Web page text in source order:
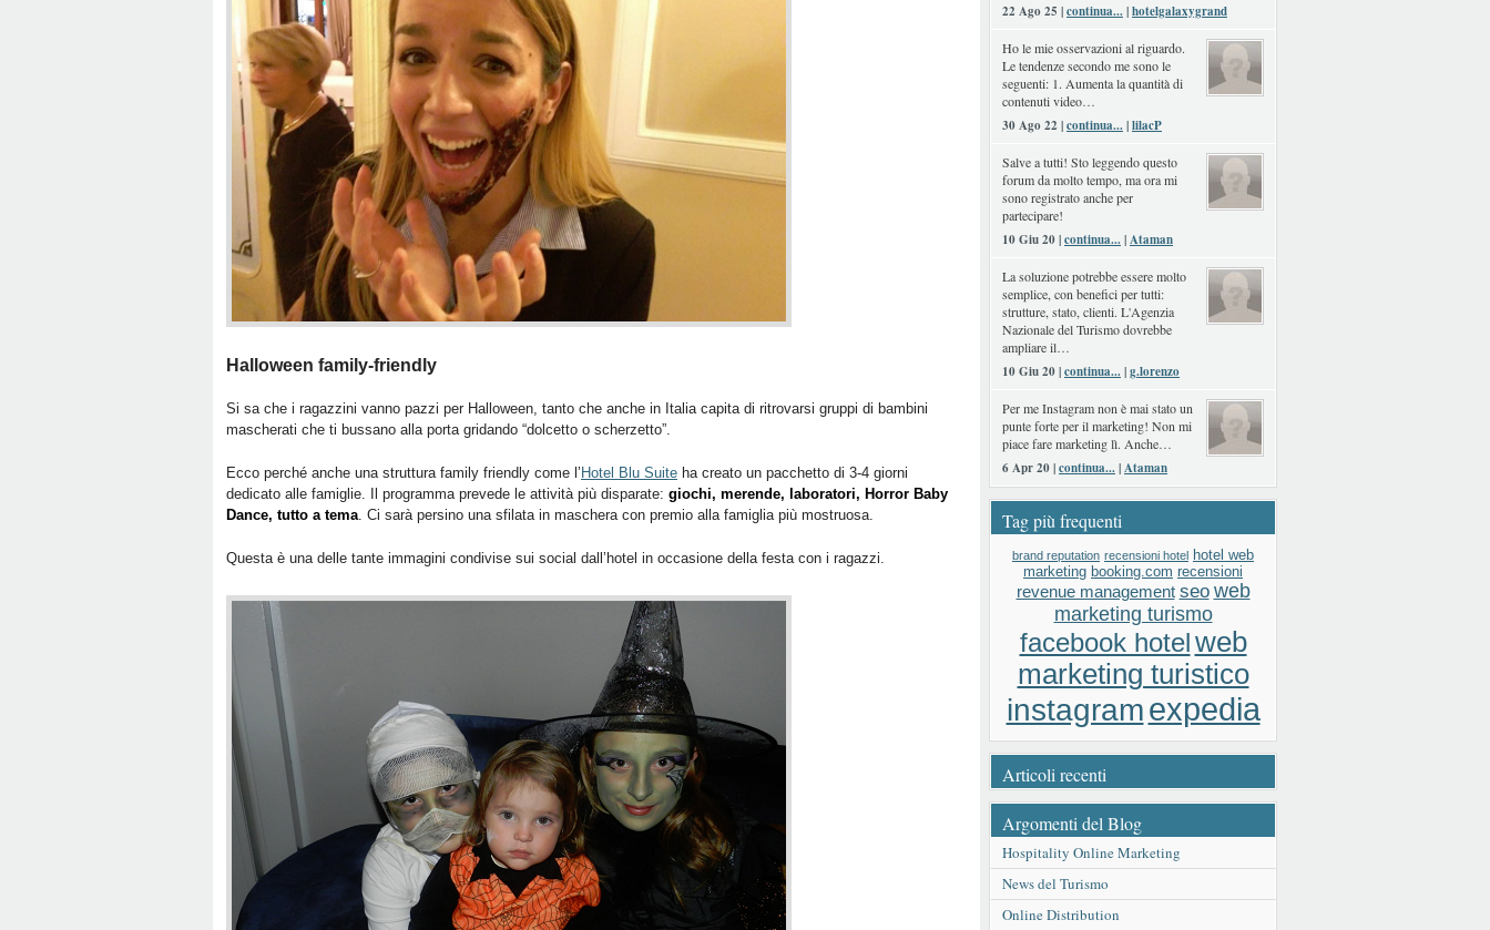
Halloween family-friendly
Si sa che i ragazzini vanno pazzi per Halloween, tanto che anche in Italia capita di ritrovarsi gruppi di bambini
mascherati che ti bussano alla porta gridando “dolcetto o scherzetto”.
Ecco perché anche una struttura family friendly come l’ Hotel Blu Suite ha creato un pacchetto di 3-4 giorni
dedicato alle famiglie. Il programma prevede le attività più disparate: giochi, merende, laboratori, Horror Baby
Dance, tutto a tema. Ci sarà persino una sfilata in maschera con premio alla famiglia più mostruosa.
Questa è una delle tante immagini condivise sui social dall’hotel in occasione della festa con i ragazzi.
22 Ago 25 |continua...|hotelgalaxygrand
Ho le mie osservazioni al riguardo.
Le tendenze secondo me sono le
seguenti: 1. Aumenta la quantità di
contenuti video…
30 Ago 22 |continua...|lilacP
Salve a tutti! Sto leggendo questo
forum da molto tempo, ma ora mi
sono registrato anche per
partecipare!
10 Giu 20 |continua...|Ataman
La soluzione potrebbe essere molto
semplice, con benefici per tutti:
strutture, stato, clienti. L'Agenzia
Nazionale del Turismo dovrebbe
ampliare il…
10 Giu 20 |continua...|g.lorenzo
Per me Instagram non è mai stato un
punte forte per il marketing! Non mi
piace fare marketing lì. Anche…
6 Apr 20 |continua...|Ataman
Tag più frequenti
brand reputation recensioni hotel hotel web
marketing booking.com recensioni
revenue management seo web
marketing turismo
facebook hotelweb
marketing turistico
instagramexpedia
Articoli recenti
Argomenti del Blog
Hospitality Online Marketing
News del Turismo
Online Distribution